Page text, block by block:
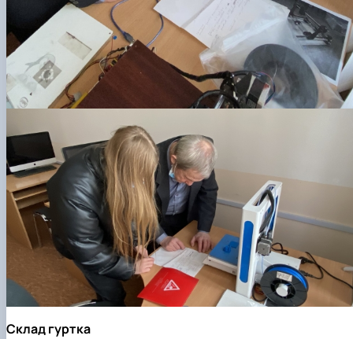
Склад гуртка